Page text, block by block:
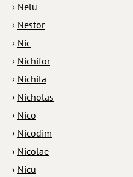
› Nelu
› Nestor
› Nic
› Nichifor
› Nichita
› Nicholas
› Nico
› Nicodim
› Nicolae
› Nicu